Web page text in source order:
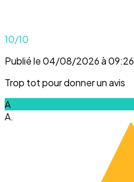
10/10
Publié le 04/08/2026 à 09:26
Trop tot pour donner un avis
A
A.